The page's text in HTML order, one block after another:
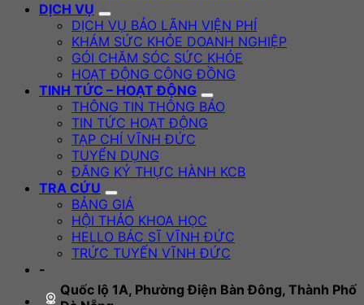
DỊCH VỤ
DỊCH VỤ BẢO LÃNH VIỆN PHÍ
KHÁM SỨC KHỎE DOANH NGHIỆP
GÓI CHĂM SÓC SỨC KHỎE
HOẠT ĐỘNG CỘNG ĐỒNG
TINH TỨC – HOẠT ĐỘNG
THÔNG TIN THÔNG BÁO
TIN TỨC HOẠT ĐỘNG
TẠP CHÍ VĨNH ĐỨC
TUYỂN DỤNG
ĐĂNG KÝ THỰC HÀNH KCB
TRA CỨU
BẢNG GIÁ
HỘI THẢO KHOA HỌC
HELLO BÁC SĨ VĨNH ĐỨC
TRỨC TUYẾN VĨNH ĐỨC
-
Quốc lộ 1A, Phường Điện Bàn Đông, Thành Phố